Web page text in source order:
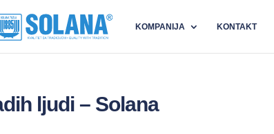
KOMPANIJA KONTAKT
ljudi – Solana